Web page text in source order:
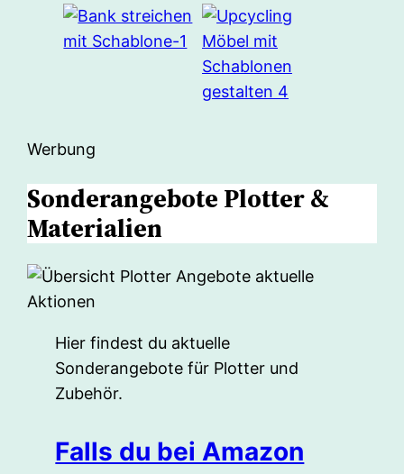
Werbung
Sonderangebote Plotter &
Materialien
Hier findest du aktuelle
Sonderangebote für Plotter und
Zubehör.
Falls du bei Amazon